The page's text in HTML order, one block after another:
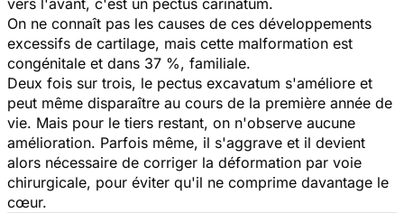
On ne connaît pas les causes de ces développements
excessifs de cartilage, mais cette malformation est
congénitale et dans 37 %, familiale.
Deux fois sur trois, le pectus excavatum s'améliore et
peut même disparaître au cours de la première année de
vie. Mais pour le tiers restant, on n'observe aucune
amélioration. Parfois même, il s'aggrave et il devient
alors nécessaire de corriger la déformation par voie
chirurgicale, pour éviter qu'il ne comprime davantage le
cœur.